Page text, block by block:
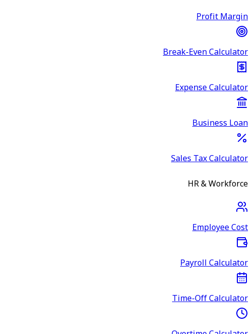
Profit Margin
Break-Even Calculator
Expense Calculator
Business Loan
Sales Tax Calculator
HR & Workforce
Employee Cost
Payroll Calculator
Time-Off Calculator